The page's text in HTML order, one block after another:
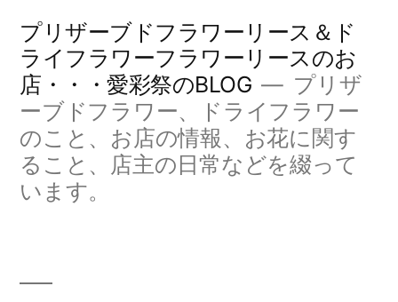
プリザーブドフラワーリース＆ド
ライフラワーフラワーリースのお
店・・・愛彩祭のBLOG
プリザ
ーブドフラワー、ドライフラワー
のこと、お店の情報、お花に関す
ること、店主の日常などを綴って
います。